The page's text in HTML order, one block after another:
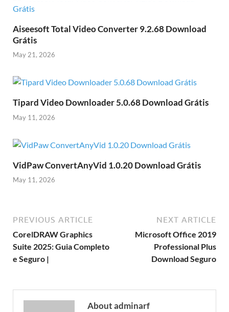
Aiseesoft Total Video Converter 9.2.68 Download
Grátis
May 21, 2026
Tipard Video Downloader 5.0.68 Download Grátis
May 11, 2026
VidPaw ConvertAnyVid 1.0.20 Download Grátis
May 11, 2026
PREVIOUS ARTICLE
CorelDRAW Graphics
Suite 2025: Guia Completo
e Seguro |
NEXT ARTICLE
Microsoft Office 2019
Professional Plus
Download Seguro
About adminarf